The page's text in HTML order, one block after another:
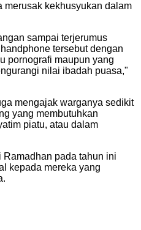
merusak kekhusyukan dalam
sampai terjerumus
tersebut dengan
pornografi maupun yang
nilai ibadah puasa,"
mengajak warganya sedikit
yang membutuhkan
piatu, atau dalam
pada tahun ini
kepada mereka yang